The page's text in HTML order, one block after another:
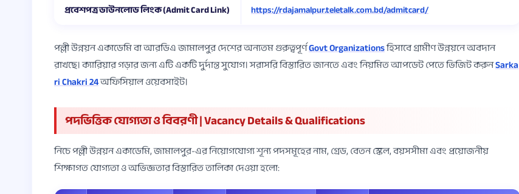
প্রবেশপত্র ডাউনলোড লিংক (Admit Card Link)
https://rdajamalpur.teletalk.com.bd/admitcard/
পল্লী উন্নয়ন একাডেমি বা আরডিএ জামালপুর দেশের অন্যতম গুরুত্বপূর্ণGovt Organizationsহিসাবে গ্রামীণ উন্নয়নে অবদান
রাখছে। ক্যারিয়ার গড়ার জন্য এটি একটি দুর্দান্ত সুযোগ। সরাসরি বিস্তারিত জানতে এবং নিয়মিত আপডেট পেতে ভিজিট করুনSarka
ri Chakri 24অফিসিয়াল ওয়েবসাইট।
পদভিত্তিক যোগ্যতা ও বিবরণী | Vacancy Details & Qualifications
নিচে পল্লী উন্নয়ন একাডেমি, জামালপুর-এর নিয়োগযোগ্য শূন্য পদসমূহের নাম, গ্রেড, বেতন স্কেল, বয়সসীমা এবং প্রয়োজনীয়
শিক্ষাগত যোগ্যতা ও অভিজ্ঞতার বিস্তারিত তালিকা দেওয়া হলো: